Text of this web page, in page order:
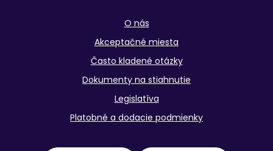
O nás
Akceptačné miesta
Často kladené otázky
Dokumenty na stiahnutie
Legislatíva
Platobné a dodacie podmienky